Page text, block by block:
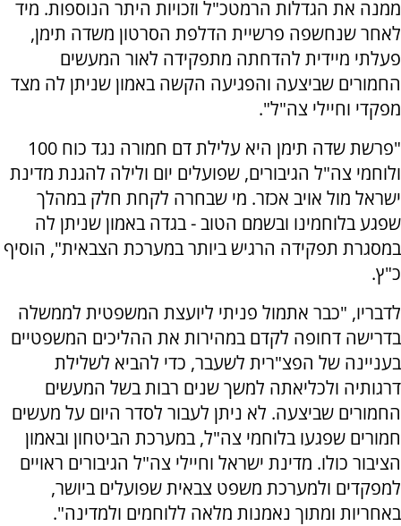
ממנה את הגדלות הרמטכ"ל וזכויות היתר הנוספות. מיד
לאחר שנחשפה פרשיית הדלפת הסרטון משדה תימן,
פעלתי מיידית להדחתה מתפקידה לאור המעשים
החמורים שביצעה והפגיעה הקשה באמון שניתן לה מצד
מפקדי וחיילי צה"ל".
"פרשת שדה תימן היא עלילת דם חמורה נגד כוח 100
ולוחמי צה"ל הגיבורים, שפועלים יום ולילה להגנת מדינת
ישראל מול אויב אכזר. מי שבחרה לקחת חלק במהלך
שפגע בלוחמינו ובשמם הטוב - בגדה באמון שניתן לה
במסגרת תפקידה הרגיש ביותר במערכת הצבאית", הוסיף
כ"ץ.
לדבריו, "כבר אתמול פניתי ליועצת המשפטית לממשלה
בדרישה דחופה לקדם במהירות את ההליכים המשפטיים
בעניינה של הפצ"רית לשעבר, כדי להביא לשלילת
דרגותיה ולכליאתה למשך שנים רבות בשל המעשים
החמורים שביצעה. לא ניתן לעבור לסדר היום על מעשים
חמורים שפגעו בלוחמי צה"ל, במערכת הביטחון ובאמון
הציבור כולו. מדינת ישראל וחיילי צה"ל הגיבורים ראויים
למפקדים ולמערכת משפט צבאית שפועלים ביושר,
באחריות ומתוך נאמנות מלאה ללוחמים ולמדינה".